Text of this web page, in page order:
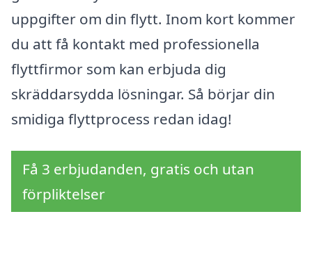
uppgifter om din flytt. Inom kort kommer
du att få kontakt med professionella
flyttfirmor som kan erbjuda dig
skräddarsydda lösningar. Så börjar din
smidiga flyttprocess redan idag!
Få 3 erbjudanden, gratis och utan
förpliktelser